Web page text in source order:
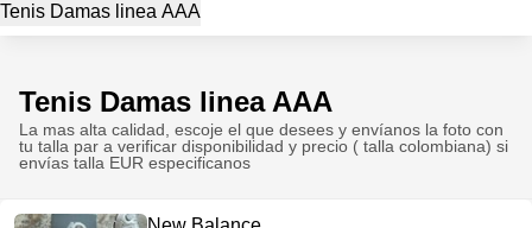
Tenis Damas linea AAA
Tenis Damas linea AAA
La mas alta calidad, escoje el que desees y envíanos la foto con
tu talla par a verificar disponibilidad y precio ( talla colombiana) si
envías talla EUR especificanos